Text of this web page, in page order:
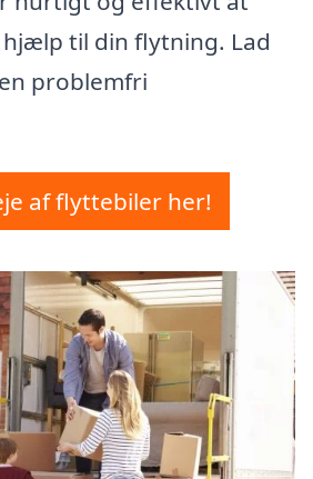
til din flytning. Lad
problemfri
af flyttebiler her!